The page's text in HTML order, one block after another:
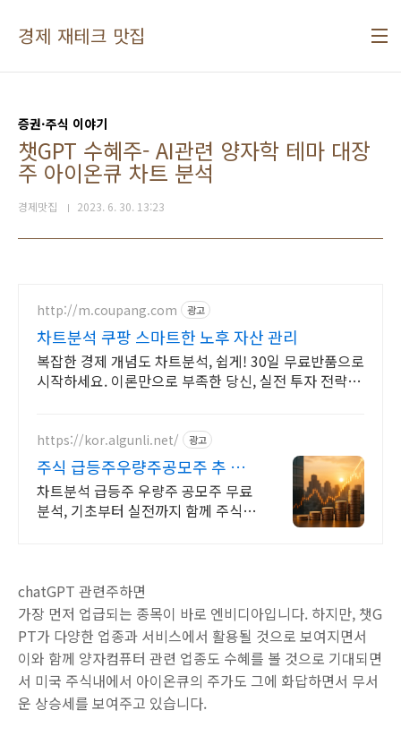
경제 재테크 맛집
증권·주식 이야기
챗GPT 수혜주- AI관련 양자학 테마 대장
주 아이온큐 차트 분석
경제맛집 2023. 6. 30. 13:23
http://m.coupang.com 광고
차트분석 쿠팡 스마트한 노후 자산 관리
복잡한 경제 개념도 차트분석, 쉽게! 30일 무료반품으로
시작하세요. 이론만으로 부족한 당신, 실전 투자 전략을
https://kor.algunli.net/ 광고
주식 급등주우량주공모주 추 종
목전망, 분석자료 제공
차트분석 급등주 우량주 공모주 무료
분석, 기초부터 실전까지 함께 주식
chatGPT 관련주하면
가장 먼저 업급되는 종목이 바로 엔비디아입니다. 하지만, 챗G
PT가 다양한 업종과 서비스에서 활용될 것으로 보여지면서
이와 함께 양자컴퓨터 관련 업종도 수혜를 볼 것으로 기대되면
서 미국 주식내에서 아이온큐의 주가도 그에 화답하면서 무서
운 상승세를 보여주고 있습니다.